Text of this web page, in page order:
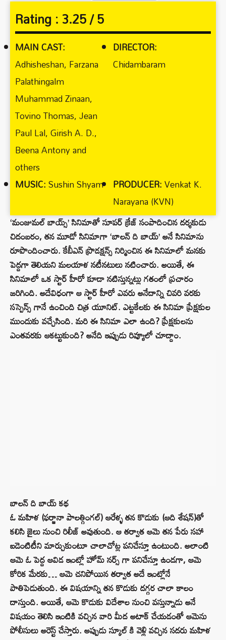
Rating :3.25 / 5
MAIN CAST:
Adhisheshan, Farzana
Palathingalm
Muhammad Zinaan,
Tovino Thomas, Jean
Paul Lal, Girish A. D.,
Beena Antony and
others
DIRECTOR:
Chidambaram
MUSIC:Sushin Shyam PRODUCER:Venkat K.
Narayana (KVN)
‘మంజుమల్ బాయ్స్’ సినిమాతో సూపర్ క్రేజ్ సంపాదించిన దర్శకుడు
చిదంబరం, తన మూడో సినిమాగా ‘బాలన్ ది బాయ్’ అనే సినిమాను
రూపొందించారు. కేబీఎన్ ప్రొడక్షన్స్ నిర్మించిన ఈ సినిమాలో మనకు
పెద్దగా తెలియని మలయాళ నటీనటులు నటించారు. అయితే, ఈ
సినిమాలో ఒక స్టార్ హీరో కూడా నటిస్తున్నట్లు గతంలో ప్రచారం
జరిగింది. అదేవిధంగా ఆ స్టార్ హీరో ఎవరు అనేదాన్ని చివరి వరకు
సస్పెన్స్ గానే ఉంచింది చిత్ర యూనిట్. ఎట్టకేలకు ఈ సినిమా ప్రేక్షకుల
ముందుకు వచ్చేసింది. మరి ఈ సినిమా ఎలా ఉంది? ప్రేక్షకులను
ఎంతవరకు ఆకట్టుకుంది? అనేది ఇప్పుడు రివ్యూలో చూద్దాం.
బాలన్ ది బాయ్ కథ
ఓ మహిళ (ఫర్జానా పాలత్గింగల్) ఆరేళ్ళ తన కొడుకు (ఆది శేషన్)తో
కలిసి జైలు నుంచి రిలీజ్ అవుతుంది. ఆ తర్వాత ఆమె తన పేరు సహా
ఐడెంటిటీని మార్చుకుంటూ చాలాచోట్ల పనిచేస్తూ ఉంటుంది. అలాంటి
ఆమె ఓ పెద్ద ఆవిడ ఇంట్లో హోమ్ నర్స్ గా పనిచేస్తూ ఉండగా, ఆమె
కోరిక మేరకు… ఆమె చనిపోయిన తర్వాత అదే ఇంట్లోనే
పాతిపెడుతుంది. ఈ విషయాన్ని తన కొడుకు దగ్గర చాలా కాలం
దాస్తుంది. అయితే, ఆమె కొడుకు విదేశాల నుంచి వస్తున్నాడు అనే
విషయం తెలిసి ఇంటికి వచ్చిన వారి మీద అటాక్ చేయడంతో ఆమెను
పోలీసులు అరెస్ట్ చేస్తారు. అప్పుడు స్కూల్ కి వెళ్లి వచ్చిన సదరు మహిళ